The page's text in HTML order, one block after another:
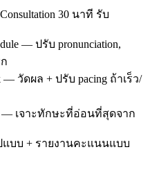
Consultation 30 นาที รับ
— ปรับ pronunciation,
— วัดผล + ปรับ pacing ถ้าเร็ว/
— เจาะทักษะที่อ่อนที่สุดจาก
แบบ + รายงานคะแนนแบบ